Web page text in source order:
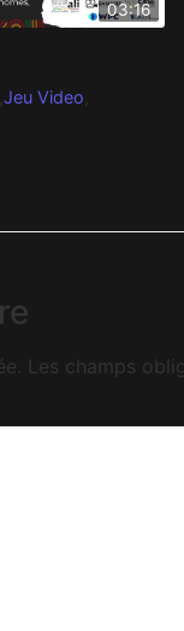
03:16
Jeu Video
Les champs